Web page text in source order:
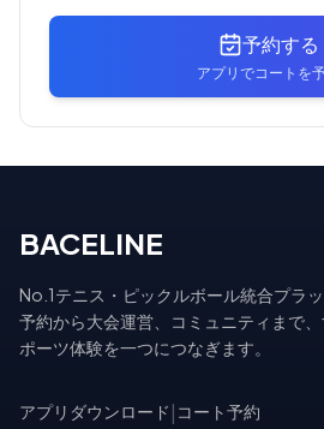
予約する
アプリでコートを
BACELINE
No.1テニス・ピックルボール統合プラ
予約から大会運営、コミュニティまで
ポーツ体験を一つにつなぎます。
アプリダウンロード コート予約